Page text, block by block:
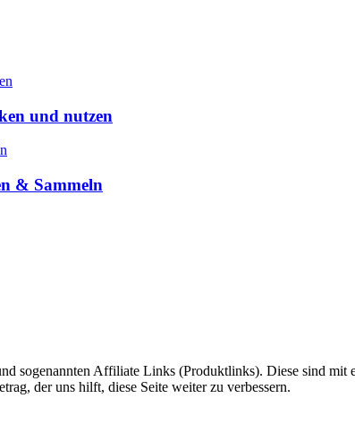
und nutzen
& Sammeln
sogenannten Affiliate Links (Produktlinks). Diese sind
der uns hilft, diese Seite weiter zu verbessern.